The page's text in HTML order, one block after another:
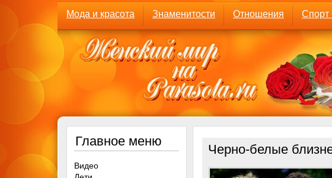
Мода и красота Знаменитости Отношения Спорт
Черно-белые
Главное меню
Видео